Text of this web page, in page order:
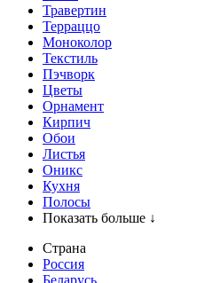
Травертин
Терраццо
Моноколор
Текстиль
Пэчворк
Цветы
Орнамент
Кирпич
Обои
Листья
Оникс
Кухня
Полосы
Показать больше ↓
Страна
Россия
Беларусь